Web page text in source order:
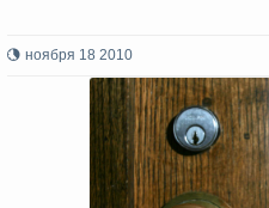
ноября 18 2010